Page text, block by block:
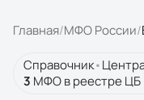
Главная/МФО России/
Справочник•
3 МФОв реестре ЦБ